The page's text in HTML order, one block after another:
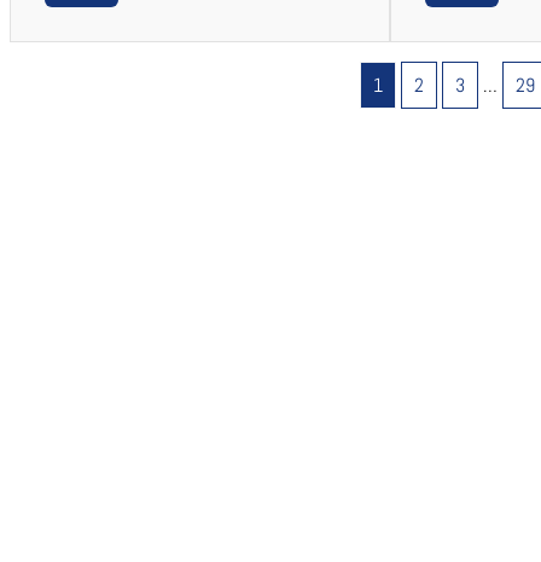
1 2 3 … 29